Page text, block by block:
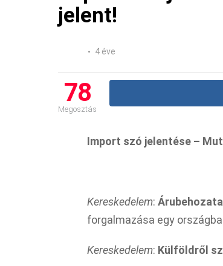
jelent!
4 éve
78
Megosztás
Import szó jelentése –
Kereskedelem:
forgalmazása egy
Kereskedelem: Külföldről